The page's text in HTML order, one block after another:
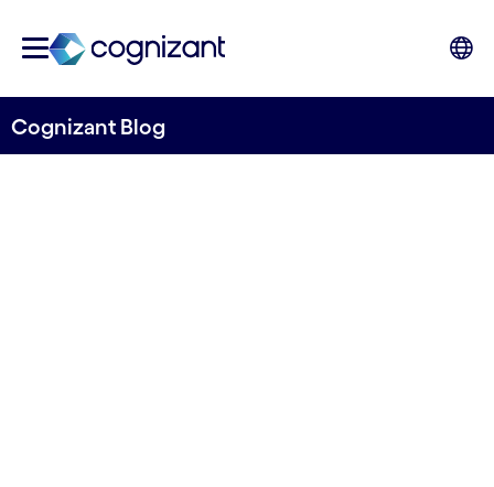
Cognizant Blog